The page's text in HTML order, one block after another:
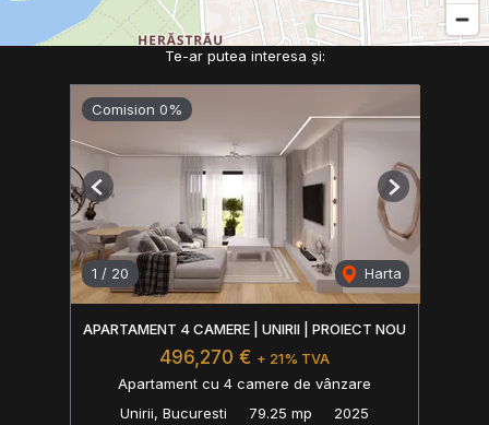
Te-ar putea interesa și:
Comision 0%
1 / 20 Harta
Previous Next
APARTAMENT 4 CAMERE | UNIRII | PROIECT NOU
496,270 € + 21% TVA
Apartament cu 4 camere de vânzare
Unirii, Bucuresti
79.25 mp 2025